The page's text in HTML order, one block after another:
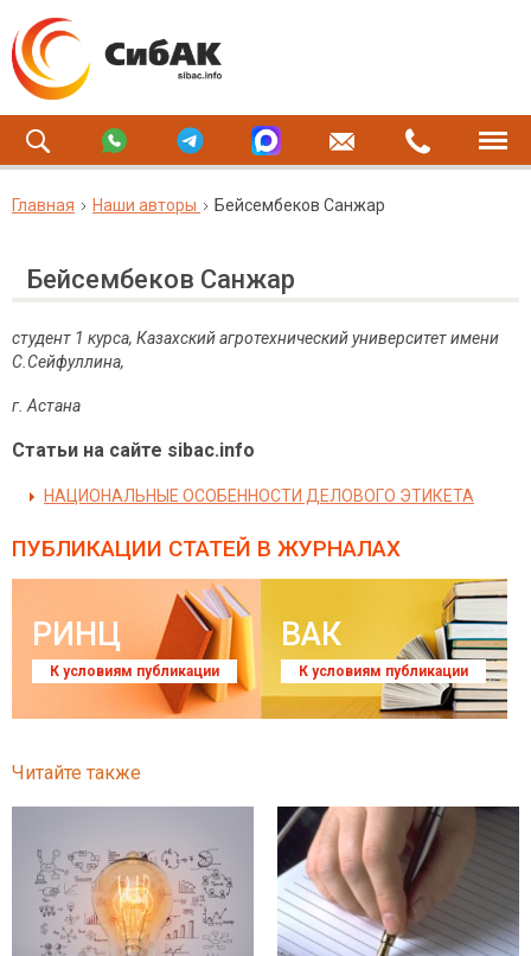
Главная Наши авторы Бейсембеков Санжар
Бейсембеков Санжар
студент 1 курса, Казахский агротехнический университет имени
С.Сейфуллина,
г. Астана
Статьи на сайте sibac.info
НАЦИОНАЛЬНЫЕ ОСОБЕННОСТИ ДЕЛОВОГО ЭТИКЕТА
ПУБЛИКАЦИИ СТАТЕЙ В ЖУРНАЛАХ
РИНЦ
К условиям публикации
ВАК
К условиям публикации
Читайте также